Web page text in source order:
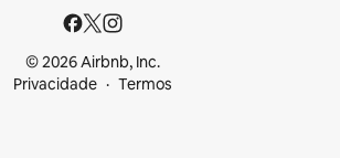
© 2026 Airbnb, Inc.
Privacidade
Termos